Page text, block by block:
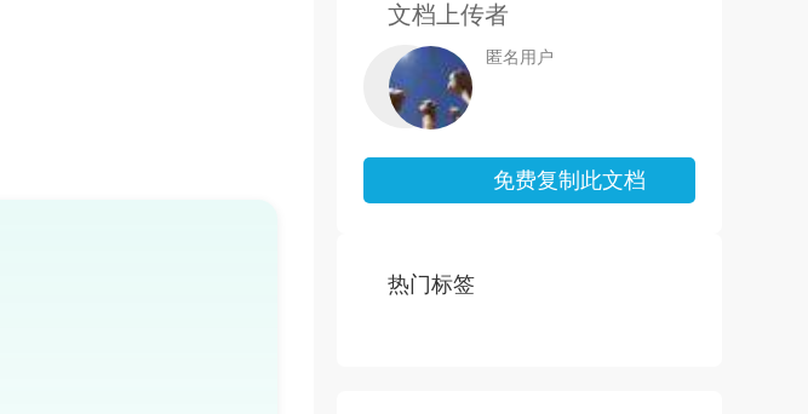
文档上传者
匿名用户
免费复制此文档
热门标签